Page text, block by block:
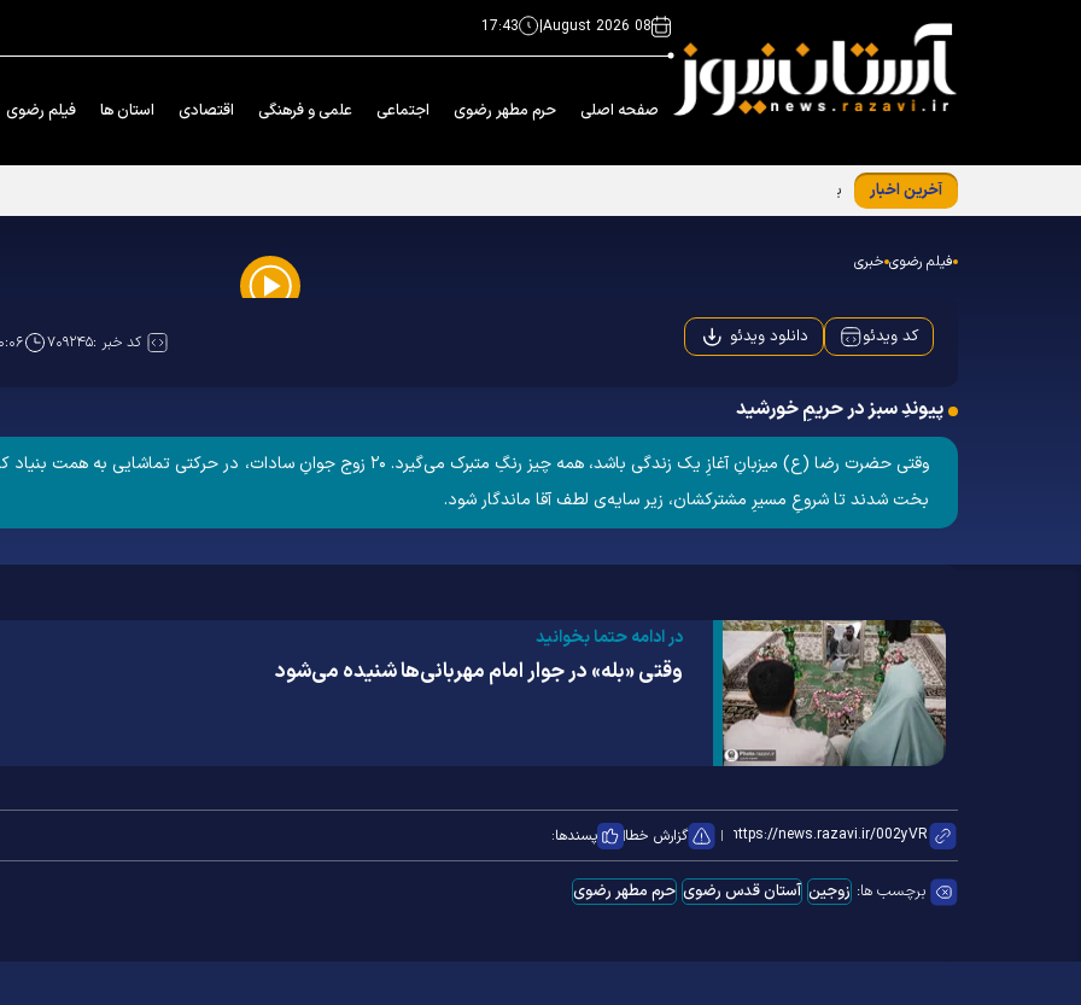
08 August 2026
|
17:43
صفحه اصلی حرم مطهر رضوی اجتماعی علمی و فرهنگی اقتصادی استان ها فیلم رضوی
آخرین اخبار برگزاری نشست معاونین و مسئولین کانون‌های خدمت رضوی استان‌ها در بنیادپژوهش های استان قدس رضوی
فیلم رضوی خبری
کد ویدئو دانلود ویدئو کد خبر :۷۰۹۲۴۵
پیوندِ سبز در حریمِ خورشید
وقتی حضرت رضا (ع) میزبانِ آغازِ یک زندگی باشد، همه چیز رنگِ متبرک می‌گیرد. ۲۰ زوج
بخت شدند تا شروعِ مسیرِ مشترکشان، زیر سایه‌ی لطف آقا ماندگار شود.
در ادامه حتما بخوانید
وقتی «بله» در جوار امام مهربانی‌ها شنیده می‌شود
گزارش خطا پسندها:
برچسب ها: زوجین آستان قدس رضوی حرم مطهر رضوی